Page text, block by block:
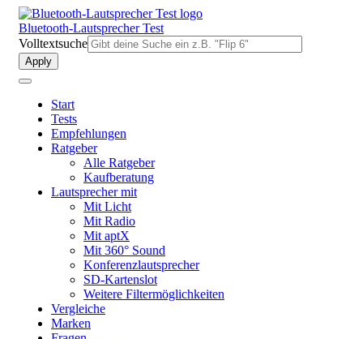
Direkt
zum
Inhalt
Bluetooth-Lautsprecher Test
Volltextsuche
Start
Tests
Empfehlungen
Ratgeber
Alle Ratgeber
Kaufberatung
Lautsprecher mit
Mit Licht
Mit Radio
Mit aptX
Mit 360° Sound
Konferenzlautsprecher
SD-Kartenslot
Weitere Filtermöglichkeiten
Vergleiche
Marken